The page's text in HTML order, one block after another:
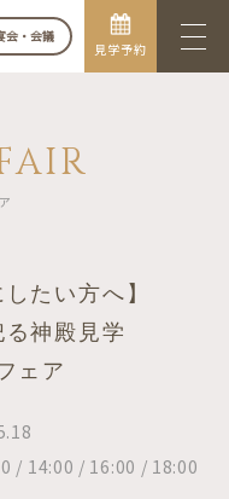
会・会議
見学予約
たい方へ】
神殿見学
ェア
/ 14:00 / 16:00 / 18:00